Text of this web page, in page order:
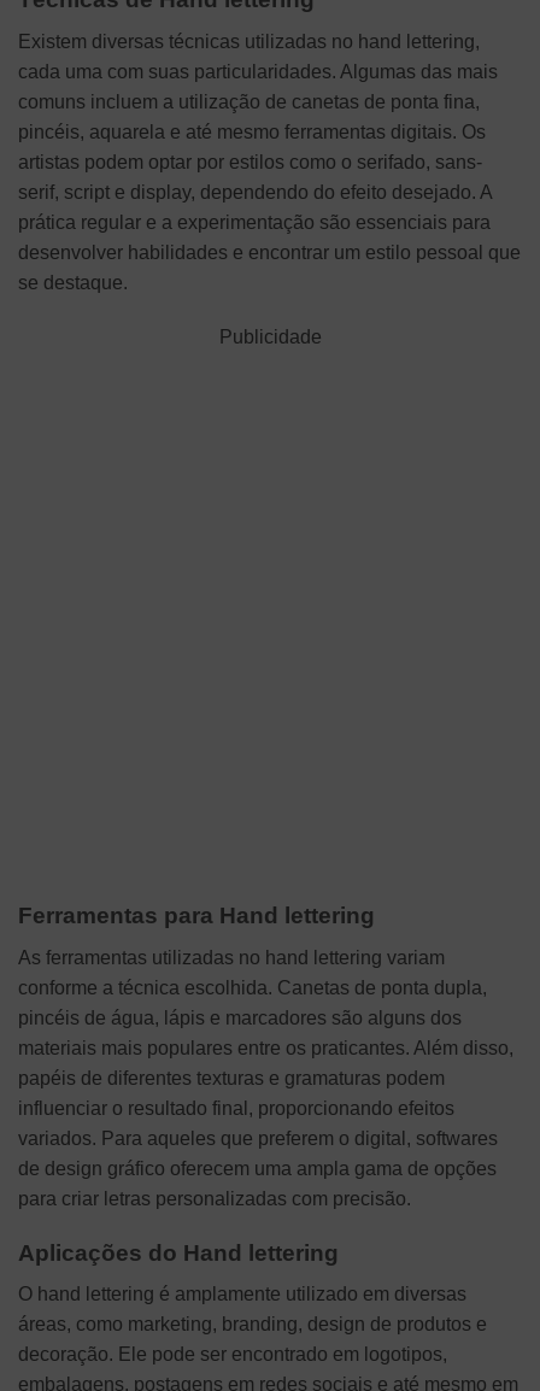
Existem diversas técnicas utilizadas no hand lettering,
cada uma com suas particularidades. Algumas das mais
comuns incluem a utilização de canetas de ponta fina,
pincéis, aquarela e até mesmo ferramentas digitais. Os
artistas podem optar por estilos como o serifado, sans-
serif, script e display, dependendo do efeito desejado. A
prática regular e a experimentação são essenciais para
desenvolver habilidades e encontrar um estilo pessoal que
se destaque.
Publicidade
Ferramentas para Hand lettering
As ferramentas utilizadas no hand lettering variam
conforme a técnica escolhida. Canetas de ponta dupla,
pincéis de água, lápis e marcadores são alguns dos
materiais mais populares entre os praticantes. Além disso,
papéis de diferentes texturas e gramaturas podem
influenciar o resultado final, proporcionando efeitos
variados. Para aqueles que preferem o digital, softwares
de design gráfico oferecem uma ampla gama de opções
para criar letras personalizadas com precisão.
Aplicações do Hand lettering
O hand lettering é amplamente utilizado em diversas
áreas, como marketing, branding, design de produtos e
decoração. Ele pode ser encontrado em logotipos,
embalagens, postagens em redes sociais e até mesmo em